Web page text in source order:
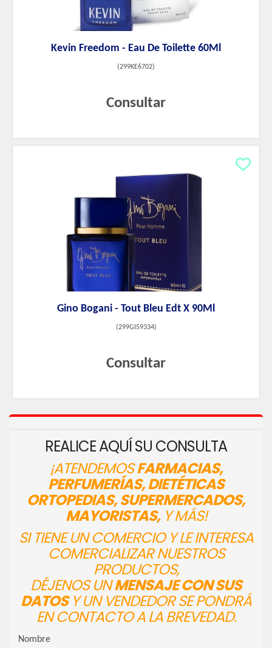
Kevin Freedom - Eau De Toilette 60Ml
(299KE6702)
Consultar
Gino Bogani - Tout Bleu Edt X 90Ml
(299GI59334)
Consultar
REALICE AQUÍ SU CONSULTA
¡ATENDEMOSFARMACIAS,
PERFUMERÍAS, DIETÉTICAS
ORTOPEDIAS, SUPERMERCADOS,
MAYORISTAS,Y MÁS!
SI TIENE UN COMERCIO Y LE INTERESA
COMERCIALIZAR NUESTROS
PRODUCTOS,
DÉJENOS UNMENSAJE CON SUS
DATOSY UN VENDEDOR SE PONDRÁ
EN CONTACTO A LA BREVEDAD.
Nombre